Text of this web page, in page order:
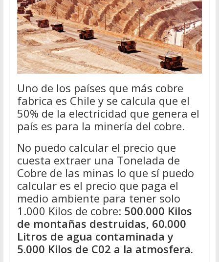
Uno de los países que más cobre
fabrica es Chile y se calcula que el
50% de la electricidad que genera el
país es para la minería del cobre.
No puedo calcular el precio que
cuesta extraer una Tonelada de
Cobre de las minas lo que sí puedo
calcular es el precio que paga el
medio ambiente para tener solo
1.000 Kilos de cobre: 500.000 Kilos
de montañas destruidas, 60.000
Litros de agua contaminada y
5.000 Kilos de C02 a la atmosfera.